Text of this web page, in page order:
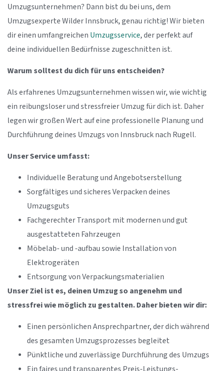
Umzugsunternehmen? Dann bist du bei uns, dem
Umzugsexperte Wilder Innsbruck, genau richtig! Wir bieten
dir einen umfangreichen Umzugsservice, der perfekt auf
deine individuellen Bedürfnisse zugeschnitten ist.
Warum solltest du dich für uns entscheiden?
Als erfahrenes Umzugsunternehmen wissen wir, wie wichtig
ein reibungsloser und stressfreier Umzug für dich ist. Daher
legen wir großen Wert auf eine professionelle Planung und
Durchführung deines Umzugs von Innsbruck nach Rugell.
Unser Service umfasst:
Individuelle Beratung und Angebotserstellung
Sorgfältiges und sicheres Verpacken deines
Umzugsguts
Fachgerechter Transport mit modernen und gut
ausgestatteten Fahrzeugen
Möbelab- und -aufbau sowie Installation von
Elektrogeräten
Entsorgung von Verpackungsmaterialien
Unser Ziel ist es, deinen Umzug so angenehm und
stressfrei wie möglich zu gestalten. Daher bieten wir dir:
Einen persönlichen Ansprechpartner, der dich während
des gesamten Umzugsprozesses begleitet
Pünktliche und zuverlässige Durchführung des Umzugs